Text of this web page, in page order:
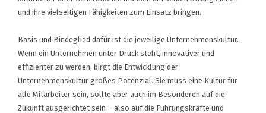
und ihre vielseitigen Fähigkeiten zum Einsatz bringen.
Basis und Bindeglied dafür ist die jeweilige Unternehmenskultur.
Wenn ein Unternehmen unter Druck steht, innovativer und
effizienter zu werden, birgt die Entwicklung der
Unternehmenskultur großes Potenzial. Sie muss eine Kultur für
alle Mitarbeiter sein, sollte aber auch im Besonderen auf die
Zukunft ausgerichtet sein – also auf die Führungskräfte und